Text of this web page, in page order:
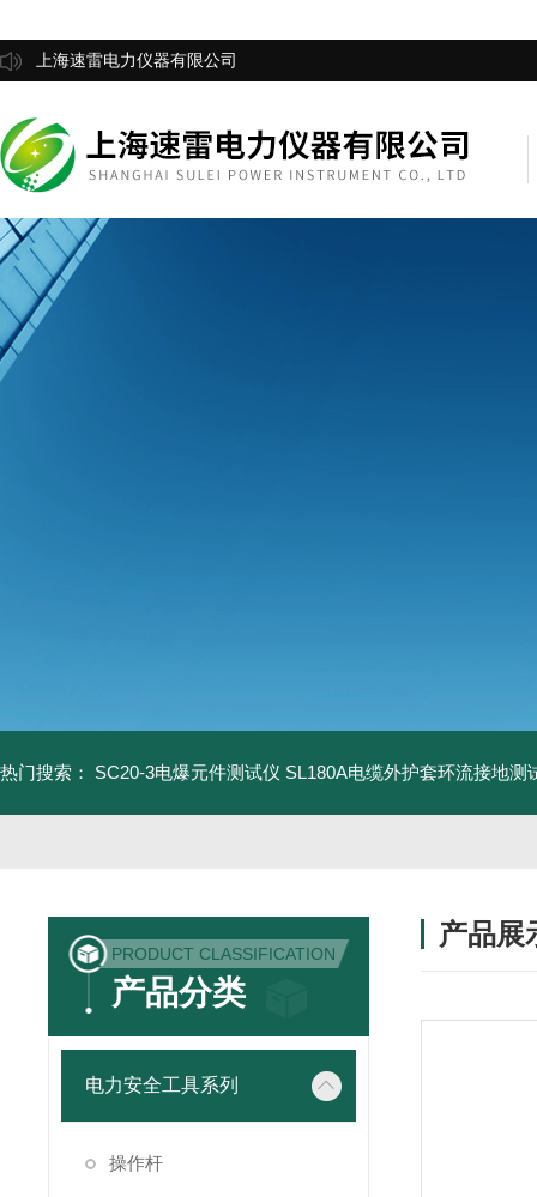
上海速雷电力仪器有限公司
热门搜索： SC20-3电爆元件测试仪 SL180A电缆外护套环流接地测
PRODUCT CLASSIFICATION
产品分类
电力安全工具系列
操作杆
产品展